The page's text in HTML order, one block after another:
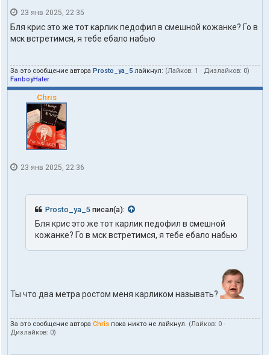
23 янв 2025, 22:35
Бля крис это же тот карлик педофил в смешной кожанке? Го в
мск встретимся, я тебе ебало набью
За это сообщение автора Prosto_ya_5 лайкнул: (Лайков: 1 · Дизлайков: 0)
FanboyHater
Chris
23 янв 2025, 22:36
Prosto_ya_5 писал(а):
Бля крис это же тот карлик педофил в смешной
кожанке? Го в мск встретимся, я тебе ебало набью
Ты что два метра ростом меня карликом называть?
За это сообщение автора Chris пока никто не лайкнул. (Лайков: 0 ·
Дизлайков: 0)